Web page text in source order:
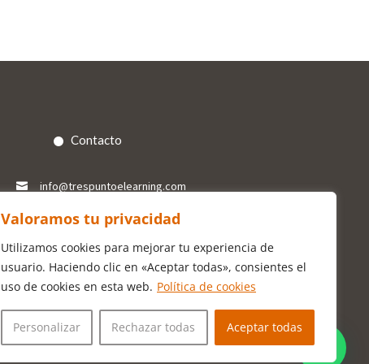
Valoramos tu privacidad
Utilizamos cookies para mejorar tu experiencia de
usuario. Haciendo clic en «Aceptar todas», consientes el
uso de cookies en esta web. Política de cookies
Personalizar Rechazar todas Aceptar todas
Contacto
 info@trespuntoelearning.com
 +34 618 84 88 11
 +34 618 84 88 11